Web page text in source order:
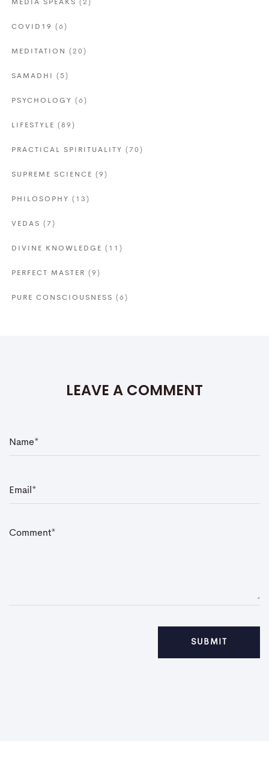
MEDIA SPEAKS (2)
COVID19 (6)
MEDITATION (20)
SAMADHI (5)
PSYCHOLOGY (6)
LIFESTYLE (89)
PRACTICAL SPIRITUALITY (70)
SUPREME SCIENCE (9)
PHILOSOPHY (13)
VEDAS (7)
DIVINE KNOWLEDGE (11)
PERFECT MASTER (9)
PURE CONSCIOUSNESS (6)
LEAVE A COMMENT
Name*
Emai *
Comment*